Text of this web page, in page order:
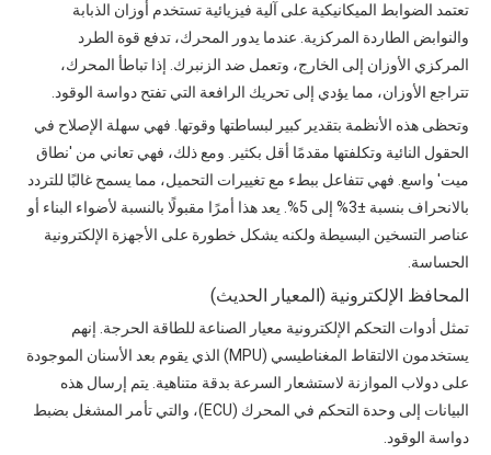
تعتمد الضوابط الميكانيكية على آلية فيزيائية تستخدم أوزان الذبابة
والنوابض الطاردة المركزية. عندما يدور المحرك، تدفع قوة الطرد
المركزي الأوزان إلى الخارج، وتعمل ضد الزنبرك. إذا تباطأ المحرك،
تتراجع الأوزان، مما يؤدي إلى تحريك الرافعة التي تفتح دواسة الوقود.
وتحظى هذه الأنظمة بتقدير كبير لبساطتها وقوتها. فهي سهلة الإصلاح في
الحقول النائية وتكلفتها مقدمًا أقل بكثير. ومع ذلك، فهي تعاني من 'نطاق
ميت' واسع. فهي تتفاعل ببطء مع تغييرات التحميل، مما يسمح غالبًا للتردد
بالانحراف بنسبة ±3% إلى 5%. يعد هذا أمرًا مقبولًا بالنسبة لأضواء البناء أو
عناصر التسخين البسيطة ولكنه يشكل خطورة على الأجهزة الإلكترونية
الحساسة.
المحافظ الإلكترونية (المعيار الحديث)
تمثل أدوات التحكم الإلكترونية معيار الصناعة للطاقة الحرجة. إنهم
يستخدمون الالتقاط المغناطيسي (MPU) الذي يقوم بعد الأسنان الموجودة
على دولاب الموازنة لاستشعار السرعة بدقة متناهية. يتم إرسال هذه
البيانات إلى وحدة التحكم في المحرك (ECU)، والتي تأمر المشغل بضبط
دواسة الوقود.